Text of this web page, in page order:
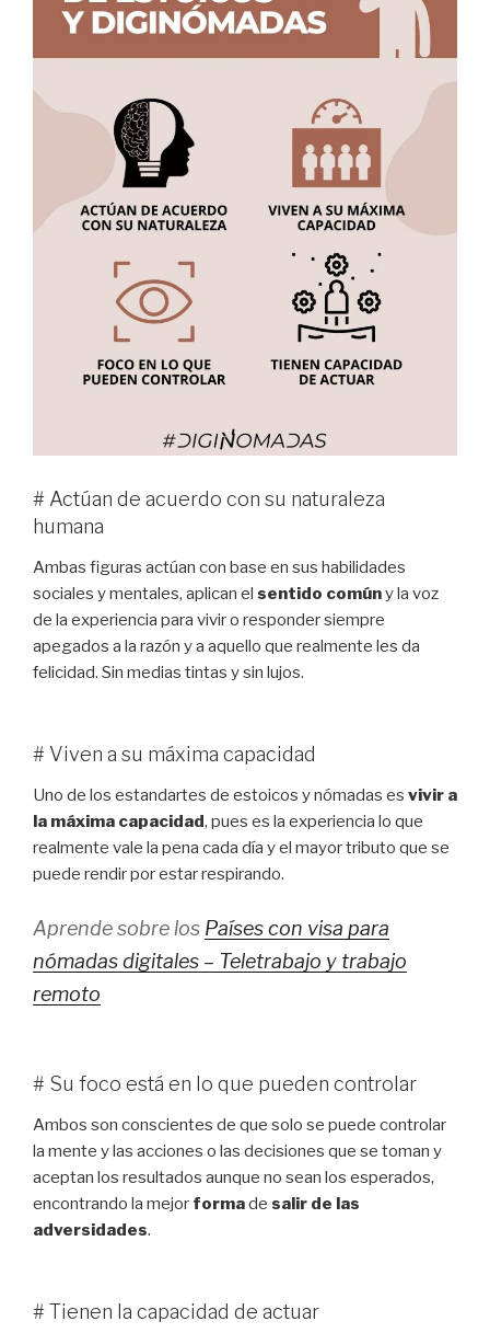
# Actúan de acuerdo con su naturaleza
humana
Ambas figuras actúan con base en sus habilidades
sociales y mentales, aplican el sentido comúny la voz
de la experiencia para vivir o responder siempre
apegados a la razón y a aquello que realmente les da
felicidad. Sin medias tintas y sin lujos.
# Viven a su máxima capacidad
Uno de los estandartes de estoicos y nómadas es vivir a
la máxima capacidad, pues es la experiencia lo que
realmente vale la pena cada día y el mayor tributo que se
puede rendir por estar respirando.
Aprende sobre los Países con visa para
nómadas digitales – Teletrabajo y trabajo
remoto
# Su foco está en lo que pueden controlar
Ambos son conscientes de que solo se puede controlar
la mente y las acciones o las decisiones que se toman y
aceptan los resultados aunque no sean los esperados,
encontrando la mejor formade salir de las
adversidades.
# Tienen la capacidad de actuar